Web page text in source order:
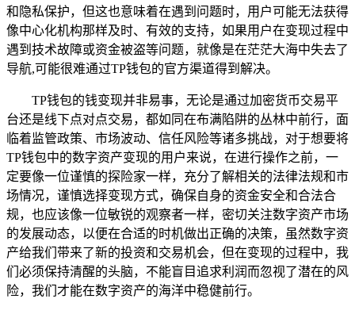
和隐私保护，但这也意味着在遇到问题时，用户可能无法获得
像中心化机构那样及时、有效的支持，如果用户在变现过程中
遇到技术故障或资金被盗等问题，就像是在茫茫大海中失去了
导航,可能很难通过TP钱包的官方渠道得到解决。
TP钱包的钱变现并非易事，无论是通过加密货币交易平
台还是线下点对点交易，都如同在布满陷阱的丛林中前行，面
临着监管政策、市场波动、信任风险等诸多挑战，对于想要将
TP钱包中的数字资产变现的用户来说，在进行操作之前，一
定要像一位谨慎的探险家一样，充分了解相关的法律法规和市
场情况，谨慎选择变现方式，确保自身的资金安全和合法合
规，也应该像一位敏锐的观察者一样，密切关注数字资产市场
的发展动态，以便在合适的时机做出正确的决策，虽然数字资
产给我们带来了新的投资和交易机会，但在变现的过程中，我
们必须保持清醒的头脑，不能盲目追求利润而忽视了潜在的风
险，我们才能在数字资产的海洋中稳健前行。